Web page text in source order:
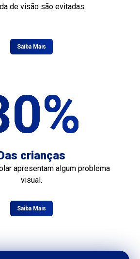
de visão são evitadas.
Saiba Mais
crianças
apresentam algum problema
visual.
Saiba Mais